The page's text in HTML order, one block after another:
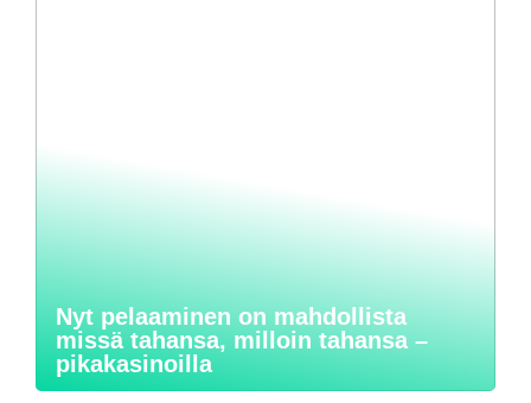
Nyt pelaaminen on mahdollista
missä tahansa, milloin tahansa –
pikakasinoilla